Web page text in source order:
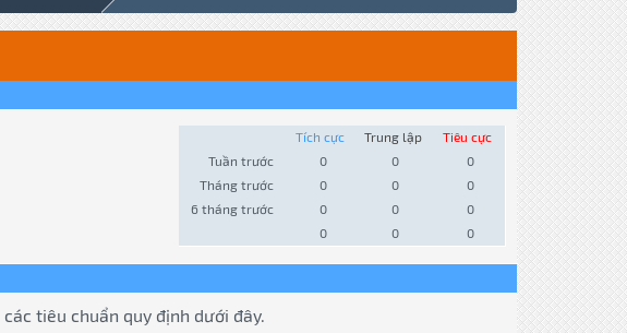
Tích cực Trung lập
Tiêu cực
Tuần trước
0 0
0
Tháng trước
0 0
0
6 tháng trước
0 0
0
0
0 0
tiêu chuẩn quy định dưới đây.